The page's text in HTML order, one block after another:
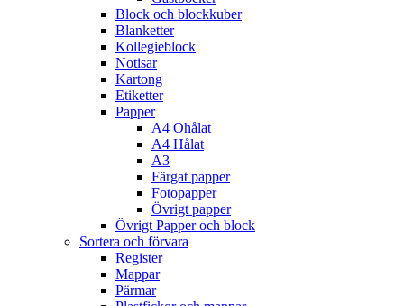
Block och blockkuber
Blanketter
Kollegieblock
Notisar
Kartong
Etiketter
Papper
A4 Ohålat
A4 Hålat
A3
Färgat papper
Fotopapper
Övrigt papper
Övrigt Papper och block
Sortera och förvara
Register
Mappar
Pärmar